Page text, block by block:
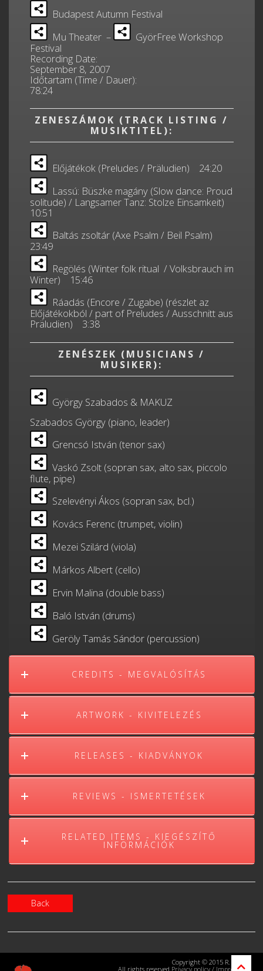
Budapest Autumn Festival
Mu Theater –
GyörFree Workshop
Festival
Recording Date:
September 8, 2007
Időtartam (Time / Dauer):
78:24
ZENESZÁMOK (TRACK LISTING /
MUSIKTITEL):
Előjátékok (Preludes / Präludien) 24:20
Lassú: Büszke magány (Slow dance: Proud
solitude) / Langsamer Tanz: Stolze Einsamkeit)
10:51
Baltás zsoltár (Axe Psalm / Beil Psalm)
23:49
Regölés (Winter folk ritual / Volksbrauch im
Winter) 15:46
Ráadás (Encore / Zugabe) (részlet az
Előjátékokból / part of Preludes / Ausschnitt aus
Präludien) 3:38
ZENÉSZEK (MUSICIANS /
MUSIKER):
György Szabados & MAKUZ
Szabados György (piano, leader)
Grencsó István (tenor sax)
Vaskó Zsolt (sopran sax, alto sax, piccolo
flute, pipe)
Szelevényi Ákos (sopran sax, bcl.)
Kovács Ferenc (trumpet, violin)
Mezei Szilárd (viola)
Márkos Albert (cello)
Ervin Malina (double bass)
Baló István (drums)
Geröly Tamás Sándor (percussion)
CREDITS - MEGVALÓSÍTÁS
ARTWORK - KIVITELEZÉS
RELEASES - KIADVÁNYOK
REVIEWS - ISMERTETÉSEK
RELATED ITEMS - KIEGÉSZÍTŐ
INFORMÁCIÓK
Back
Copyright © 2015 R. Kraus
All rights reserved Privacy policy / Impressum